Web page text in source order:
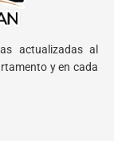
actualizadas al
y en cada